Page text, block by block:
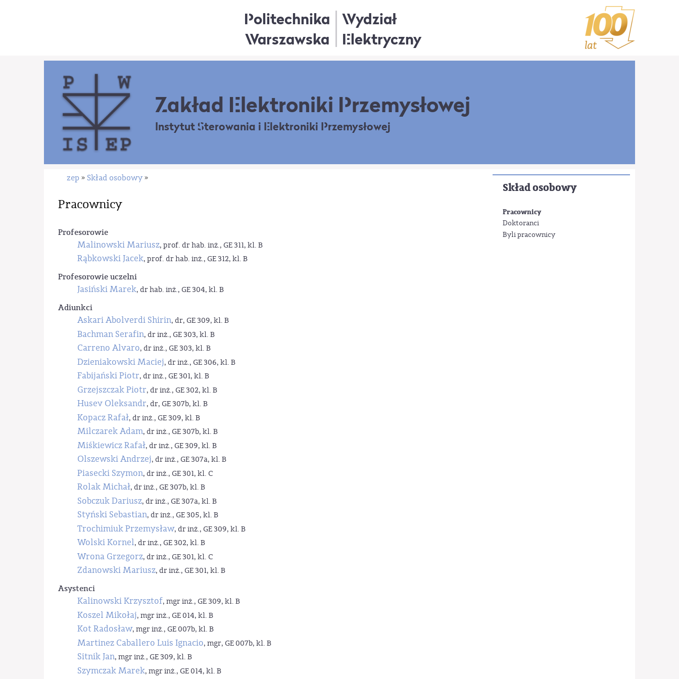
Politechnika
Warszawska
Wydział
Elektryczny
Zakład Elektroniki Przemysłowej
Instytut Sterowania i Elektroniki Przemysłowej
Skład osobowy
Pracownicy
Doktoranci
Byli pracownicy
zep » Skład osobowy »
Pracownicy
Profesorowie
Malinowski Mariusz, prof. dr hab. inż., GE 311, kl. B
Rąbkowski Jacek, prof. dr hab. inż., GE 312, kl. B
Profesorowie uczelni
Jasiński Marek, dr hab. inż., GE 304, kl. B
Adiunkci
Askari Abolverdi Shirin, dr, GE 309, kl. B
Bachman Serafin, dr inż., GE 303, kl. B
Carreno Alvaro, dr inż., GE 303, kl. B
Dzieniakowski Maciej, dr inż., GE 306, kl. B
Fabijański Piotr, dr inż., GE 301, kl. B
Grzejszczak Piotr, dr inż., GE 302, kl. B
Husev Oleksandr, dr, GE 307b, kl. B
Kopacz Rafał, dr inż., GE 309, kl. B
Milczarek Adam, dr inż., GE 307b, kl. B
Miśkiewicz Rafał, dr inż., GE 309, kl. B
Olszewski Andrzej, dr inż., GE 307a, kl. B
Piasecki Szymon, dr inż., GE 301, kl. C
Rolak Michał, dr inż., GE 307b, kl. B
Sobczuk Dariusz, dr inż., GE 307a, kl. B
Styński Sebastian, dr inż., GE 305, kl. B
Trochimiuk Przemysław, dr inż., GE 309, kl. B
Wolski Kornel, dr inż., GE 302, kl. B
Wrona Grzegorz, dr inż., GE 301, kl. C
Zdanowski Mariusz, dr inż., GE 301, kl. B
Asystenci
Kalinowski Krzysztof, mgr inż., GE 309, kl. B
Koszel Mikołaj, mgr inż., GE 014, kl. B
Kot Radosław, mgr inż., GE 007b, kl. B
Martinez Caballero Luis Ignacio, mgr, GE 007b, kl. B
Sitnik Jan, mgr inż., GE 309, kl. B
Szymczak Marek, mgr inż., GE 014, kl. B